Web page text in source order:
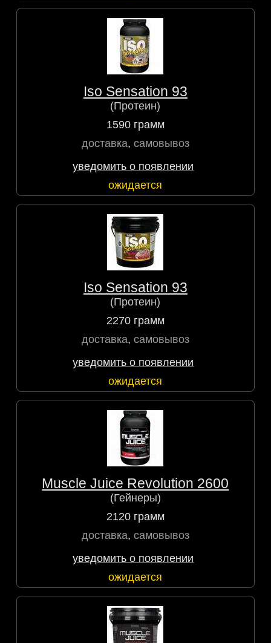
Iso Sensation 93
(Протеин)
1590 грамм
доставка, самовывоз
уведомить о появлении
ожидается
Iso Sensation 93
(Протеин)
2270 грамм
доставка, самовывоз
уведомить о появлении
ожидается
Muscle Juice Revolution 2600
(Гейнеры)
2120 грамм
доставка, самовывоз
уведомить о появлении
ожидается